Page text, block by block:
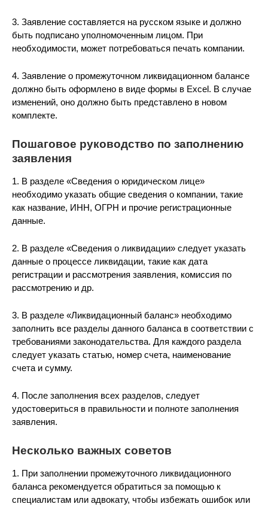
3. Заявление составляется на русском языке и должно
быть подписано уполномоченным лицом. При
необходимости, может потребоваться печать компании.
4. Заявление о промежуточном ликвидационном балансе
должно быть оформлено в виде формы в Excel. В случае
изменений, оно должно быть представлено в новом
комплекте.
Пошаговое руководство по заполнению
заявления
1. В разделе «Сведения о юридическом лице»
необходимо указать общие сведения о компании, такие
как название, ИНН, ОГРН и прочие регистрационные
данные.
2. В разделе «Сведения о ликвидации» следует указать
данные о процессе ликвидации, такие как дата
регистрации и рассмотрения заявления, комиссия по
рассмотрению и др.
3. В разделе «Ликвидационный баланс» необходимо
заполнить все разделы данного баланса в соответствии с
требованиями законодательства. Для каждого раздела
следует указать статью, номер счета, наименование
счета и сумму.
4. После заполнения всех разделов, следует
удостовериться в правильности и полноте заполнения
заявления.
Несколько важных советов
1. При заполнении промежуточного ликвидационного
баланса рекомендуется обратиться за помощью к
специалистам или адвокату, чтобы избежать ошибок или